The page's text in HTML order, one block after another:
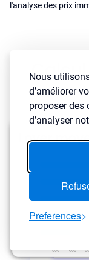
Nous
d’améliorer
proposer des
d’analyser
Preferences
l'analyse des prix
Calcul